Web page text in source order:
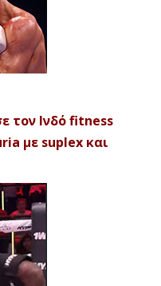
τον Ινδό fitness
με suplex και